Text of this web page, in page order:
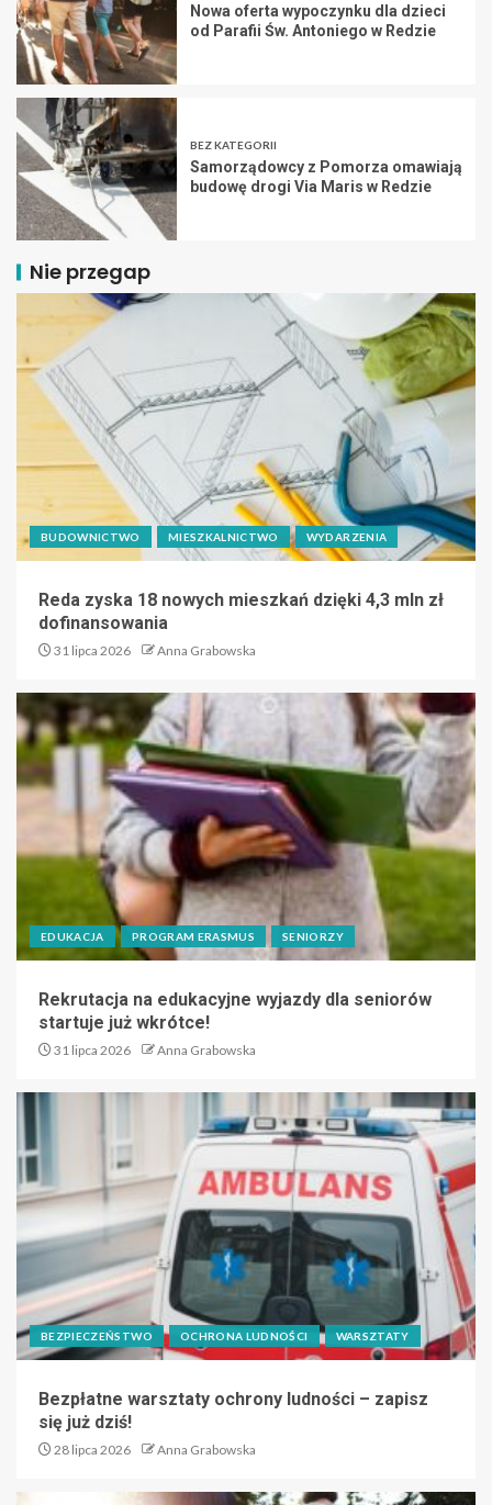
Nowa oferta wypoczynku dla dzieci
od Parafii Św. Antoniego w Redzie
BEZ KATEGORII
Samorządowcy z Pomorza omawiają
budowę drogi Via Maris w Redzie
Nie przegap
BUDOWNICTWO MIESZKALNICTWO WYDARZENIA
Reda zyska 18 nowych mieszkań dzięki 4,3 mln zł
dofinansowania
31 lipca 2026 Anna Grabowska
EDUKACJA PROGRAM ERASMUS SENIORZY
Rekrutacja na edukacyjne wyjazdy dla seniorów
startuje już wkrótce!
31 lipca 2026 Anna Grabowska
BEZPIECZEŃSTWO OCHRONA LUDNOŚCI WARSZTATY
Bezpłatne warsztaty ochrony ludności – zapisz
się już dziś!
28 lipca 2026 Anna Grabowska